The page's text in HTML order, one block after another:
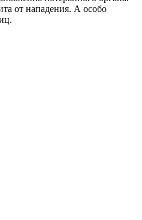
от нападения. А особо